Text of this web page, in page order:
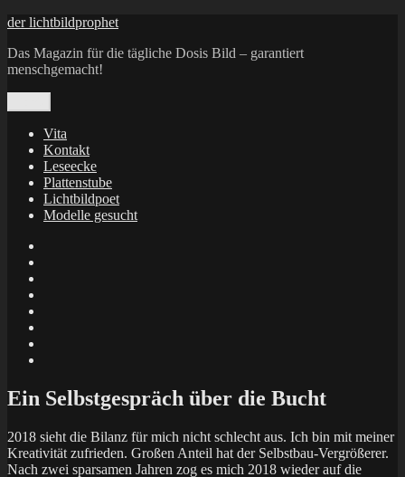
Zum
springen
der lichtbildprophet
Das Magazin für die tägliche Dosis Bild – garantiert
menschgemacht!
Vita
Kontakt
Leseecke
Plattenstube
Lichtbildpoet
Modelle gesucht
X
Ein Selbstgespräch über die Bucht
2018 sieht die Bilanz für mich nicht schlecht aus. Ich bin mit meiner
Kreativität zufrieden. Großen Anteil hat der Selbstbau-Vergrößerer.
Nach zwei sparsamen Jahren zog es mich 2018 wieder auf die